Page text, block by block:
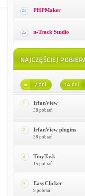
24 PHPMaker
25 n-Track Studio
1 IrfanView
38 pobrań
2 IrfanView plugins
38 pobrań
3 TinyTask
15 pobrań
4 EasyClicker
9 pobrań